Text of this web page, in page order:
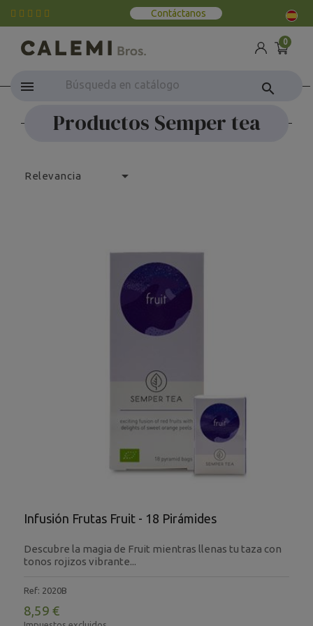
Contáctanos
0
search
Productos Semper tea
Relevancia 
Infusión Frutas Fruit - 18 Pirámides
Descubre la magia de Fruit mientras llenas tu taza con
tonos rojizos vibrante...
Ref: 2020B
8,59 €